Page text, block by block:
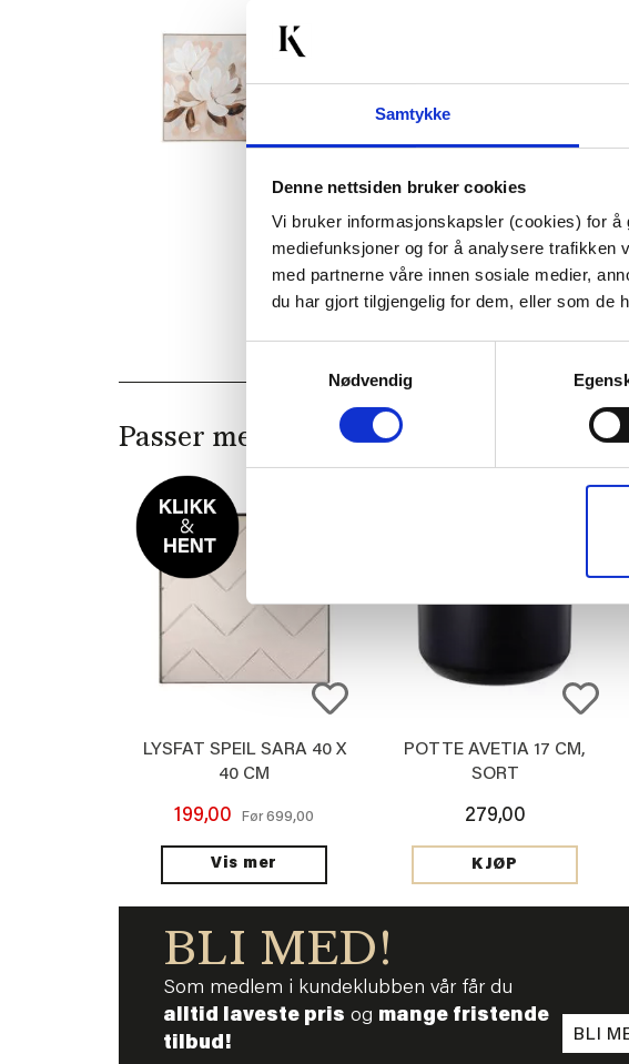
Samtykke
Denne nettsiden bruker cookies
Vi bruker informasjonskapsler (cookies) for
mediefunksjoner og for å analysere trafikken
med partnerne våre innen sosiale medier,
du har gjort tilgjengelig for dem, eller som de
Nødvendig
Passer med
LYSFAT SPEIL SARA 40 X
40 CM
199,00 Før699,00
Vis mer
POTTE AVETIA 17 CM,
SORT
279,00
KJØP
BLI MED!
Som medlem i kundeklubben vår får du
alltid laveste pris og mange fristende
tilbud!
BLI